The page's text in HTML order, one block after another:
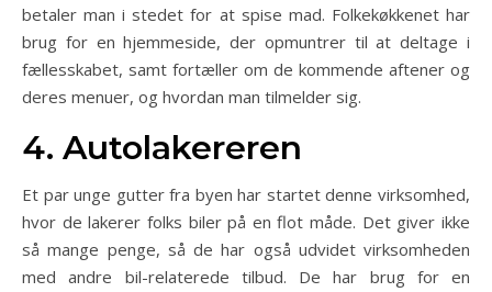
betaler man i stedet for at spise mad. Folkekøkkenet har
brug for en hjemmeside, der opmuntrer til at deltage i
fællesskabet, samt fortæller om de kommende aftener og
deres menuer, og hvordan man tilmelder sig.
4. Autolakereren
Et par unge gutter fra byen har startet denne virksomhed,
hvor de lakerer folks biler på en flot måde. Det giver ikke
så mange penge, så de har også udvidet virksomheden
med andre bil-relaterede tilbud. De har brug for en